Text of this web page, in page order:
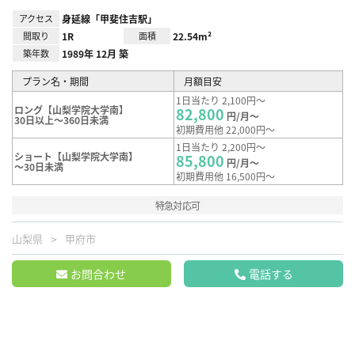
アクセス 身延線「甲斐住吉駅」
間取り 1R 面積 22.54m²
築年数 1989年 12月 築
プラン名・期間 月額目安
ロング【山梨学院大学南】
30日以上～360日未満
1日当たり 2,100円～
82,800 円/月～
初期費用他 22,000円～
ショート【山梨学院大学南】
～30日未満
1日当たり 2,200円～
85,800 円/月～
初期費用他 16,500円～
特急対応可
山梨県 甲府市
お問合わせ 電話する